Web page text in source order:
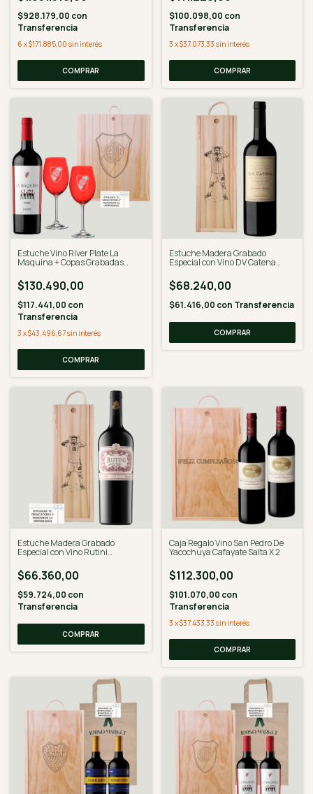
$928.179,00 con
Transferencia
6 x$171.885,00 sin interés
$100.098,00 con
Transferencia
3 x$37.073,33 sin interés
Estuche Vino River Plate La
Maquina + Copas Grabadas
$130.490,00
$117.441,00 con
Transferencia
3 x$43.496,67sin interés
COMPRAR
Estuche Madera Grabado
Especial con Vino DV Catena
$68.240,00
$61.416,00 con Transferencia
COMPRAR
Estuche Madera Grabado
Especial con Vino Rutini
$66.360,00
$59.724,00 con
Transferencia
COMPRAR
Caja Regalo Vino San Pedro De
Yacochuya Cafayate Salta X 2
$112.300,00
$101.070,00 con
Transferencia
3 x$37.433,33 sin interés
COMPRAR